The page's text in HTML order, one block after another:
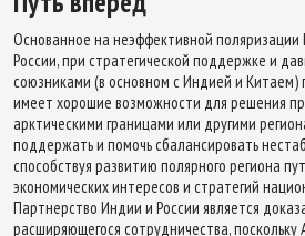
Основанное на неэффективной поляризации
России, при стратегической поддержке и
союзниками (в основном с Индией и Китаем)
имеет хорошие возможности для решения
арктическими границами или другими
поддержать и помочь сбалансировать
способствуя развитию полярного региона
экономических интересов и стратегий
Партнерство Индии и России является
расширяющегося сотрудничества,